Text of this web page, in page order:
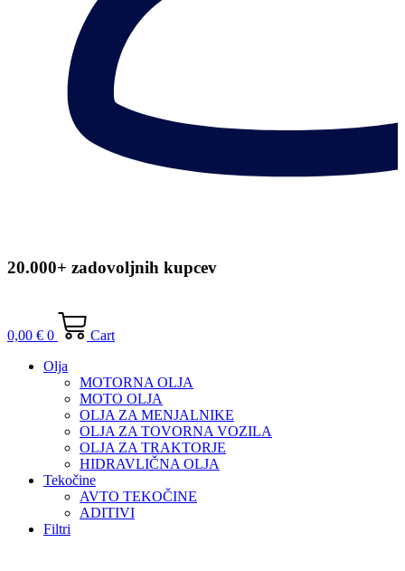
20.000+ zadovoljnih kupcev
0,00 € 0
Cart
Olja
MOTORNA OLJA
MOTO OLJA
OLJA ZA MENJALNIKE
OLJA ZA TOVORNA VOZILA
OLJA ZA TRAKTORJE
HIDRAVLIČNA OLJA
Tekočine
AVTO TEKOČINE
ADITIVI
Filtri